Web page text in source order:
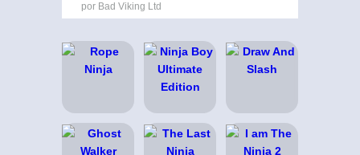
por Bad Viking Ltd